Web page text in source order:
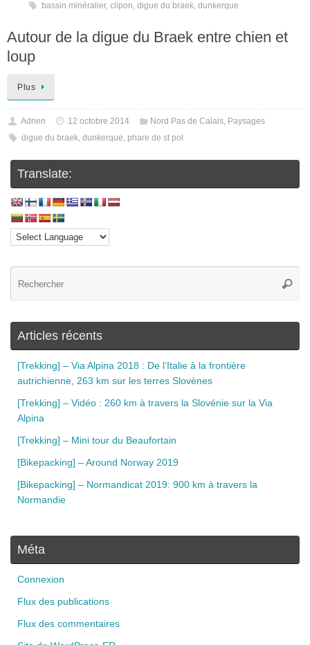
bassin minéralier, clipon, digue du braek, dunkerque
Autour de la digue du Braek entre chien et
loup
Plus
Adrien 12 octobre 2014 Nord Pas de Calais, Paysages
digue du braek, dunkerque, phare de st pol
Translate:
Articles récents
[Trekking] – Via Alpina 2018 : De l’Italie à la frontière
autrichienne, 263 km sur les terres Slovènes
[Trekking] – Vidéo : 260 km à travers la Slovénie sur la Via
Alpina
[Trekking] – Mini tour du Beaufortain
[Bikepacking] – Around Norway 2019
[Bikepacking] – Normandicat 2019: 900 km à travers la
Normandie
Méta
Connexion
Flux des publications
Flux des commentaires